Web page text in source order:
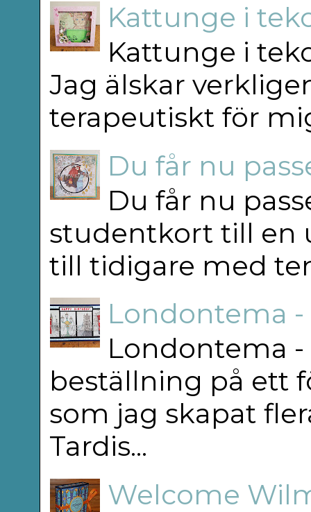
Kattunge i
Kattunge i
Jag älskar
terapeutiskt för
Du får nu
Du får nu
studentkort till en
till tidigare med
Londontema
Londontema
beställning på ett
som jag skapat
Tardis...
Welcome